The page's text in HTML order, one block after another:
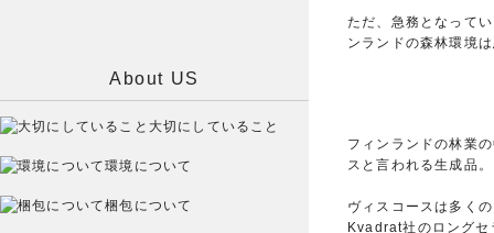
ただ、急務となって
ンランドの森林環境
フィンランドの林業
スと言われる生成品。
ヴィスコースは多く
Kvadrat社のロング
About US
大切にしていること
環境について
梱包について